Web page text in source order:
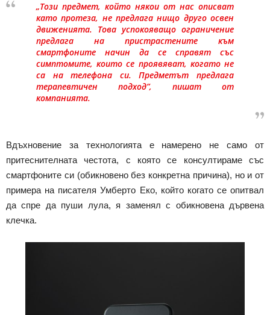
„Този предмет, който някои от нас описват
като протеза, не предлага нищо друго освен
движенията. Това успокояващо ограничение
предлага на пристрастените към
смартфоните начин да се справят със
симптомите, които се проявяват, когато не
са на телефона си. Предметът предлага
терапевтичен подход”, пишат от
компанията.
Вдъхновение за технологията е намерено не само от
притеснителната честота, с която се консултираме със
смартфоните си (обикновено без конкретна причина), но и от
примера на писателя Умберто Еко, който когато се опитвал
да спре да пуши лула, я заменял с обикновена дървена
клечка.